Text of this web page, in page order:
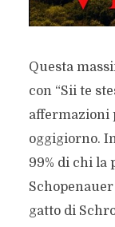
Questa
con “Sii te
affermazioni
oggigiorno.
99% di chi la
Schopenauer
gatto di